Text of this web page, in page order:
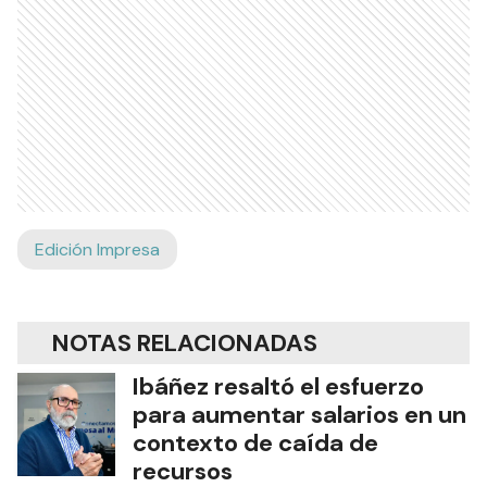
Edición Impresa
NOTAS RELACIONADAS
Ibáñez resaltó el esfuerzo
para aumentar salarios en un
contexto de caída de
recursos